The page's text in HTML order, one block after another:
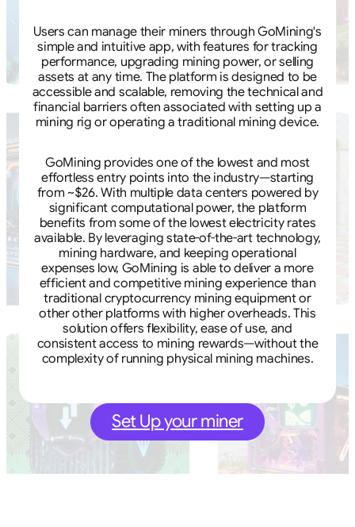
Users can manage their miners through GoMining's
simple and intuitive app, with features for tracking
performance, upgrading mining power, or selling
assets at any time. The platform is designed to be
accessible and scalable, removing the technical and
financial barriers often associated with setting up a
mining rig or operating a traditional mining device.
GoMining provides one of the lowest and most
effortless entry points into the industry—starting
from ~$26. With multiple data centers powered by
significant computational power, the platform
benefits from some of the lowest electricity rates
available. By leveraging state-of-the-art technology,
mining hardware, and keeping operational
expenses low, GoMining is able to deliver a more
efficient and competitive mining experience than
traditional cryptocurrency mining equipment or
other other platforms with higher overheads. This
solution offers flexibility, ease of use, and
consistent access to mining rewards—without the
complexity of running physical mining machines.
Set Up your miner